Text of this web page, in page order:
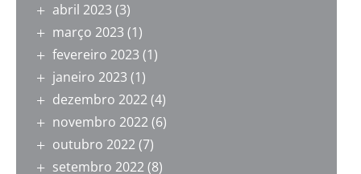
abril 2023 (3)
março 2023 (1)
fevereiro 2023 (1)
janeiro 2023 (1)
dezembro 2022(4)
novembro 2022(6)
outubro 2022(7)
setembro 2022(8)